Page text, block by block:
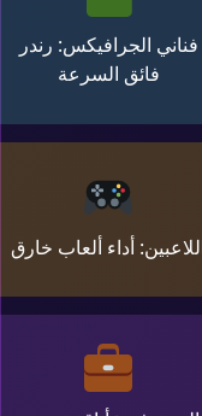
فناني الجرافيكس: رندر
فائق السرعة
أداء ألعاب خارق